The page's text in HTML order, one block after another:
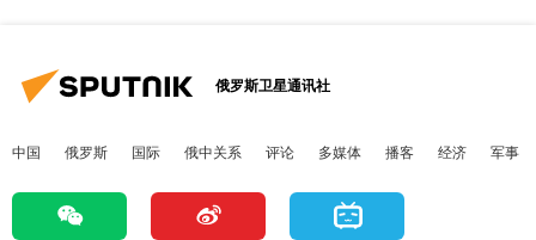
俄罗斯卫星通讯社
中国 俄罗斯 国际 俄中关系 评论 多媒体 播客 经济 军事